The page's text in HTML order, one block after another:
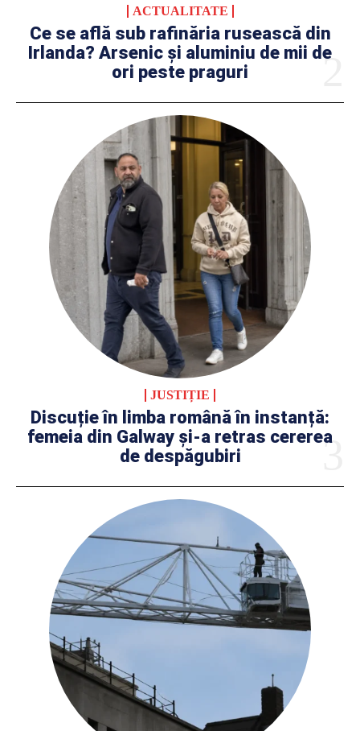
ACTUALITATE
Ce se află sub rafinăria rusească din
Irlanda? Arsenic și aluminiu de mii de
ori peste praguri
JUSTIȚIE
Discuție în limba română în instanță:
femeia din Galway și-a retras cererea
de despăgubiri